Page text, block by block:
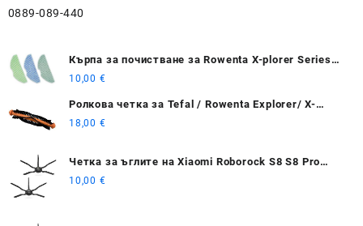
0889-089-440
Кърпа за почистване за Rowenta X-plorer Series
S75s/ S75s+
10,00 €
Ролкова четка за Tefal / Rowenta Explorer/ X-
plorer 20 40 50
18,00 €
Четка за ъглите на Xiaomi Roborock S8 S8 Pro
Ultra S8+ 2 бр - черна
10,00 €